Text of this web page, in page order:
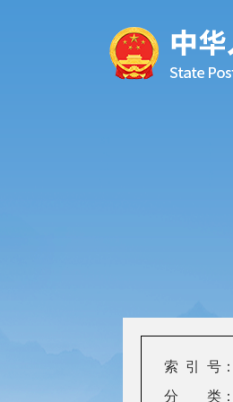
索 引 号：
分 类：